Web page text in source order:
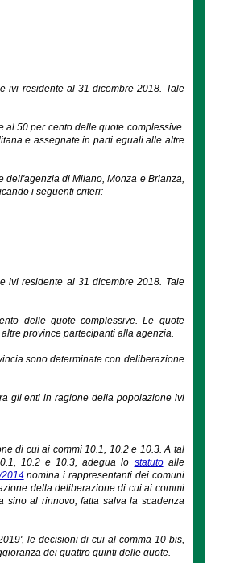
ivi residente al 31 dicembre 2018. Tale
50 per cento delle quote complessive.
e assegnate in parti eguali alle altre
dell'agenzia di Milano, Monza e Brianza,
i seguenti criteri:
ivi residente al 31 dicembre 2018. Tale
delle quote complessive. Le quote
province partecipanti alla agenzia.
sono determinate con deliberazione
gli enti in ragione della popolazione ivi
di cui ai commi 10.1, 10.2 e 10.3. A tal
10.2 e 10.3, adegua lo statutoalle
nomina i rappresentanti dei comuni
della deliberazione di cui ai commi
sino al rinnovo, fatta salva la scadenza
le decisioni di cui al comma 10 bis,
dei quattro quinti delle quote.